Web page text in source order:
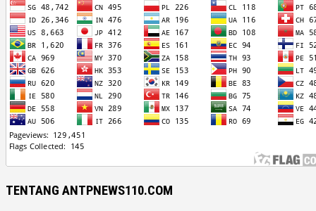
TENTANG ANTPNEWS110.COM